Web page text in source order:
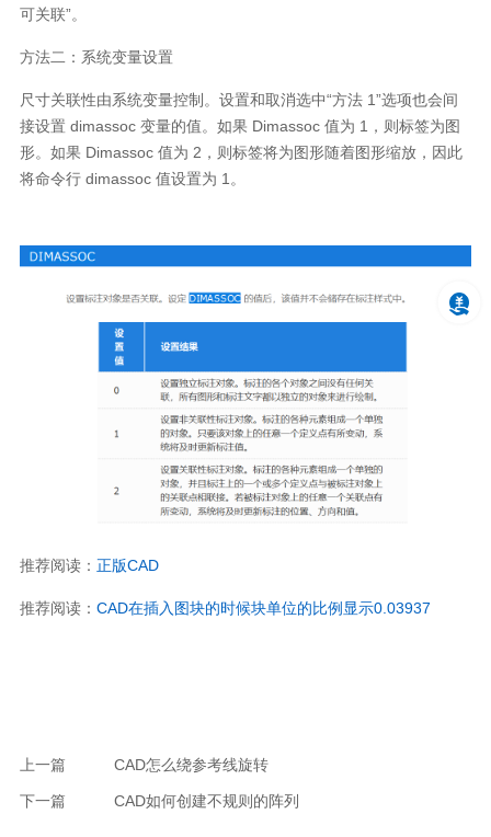
可关联”。
方法二：系统变量设置
尺寸关联性由系统变量控制。设置和取消选中“方法1”选项也会间
接设置 dimassoc 变量的值。如果 Dimassoc 值为 1 ，则标签为图
形。如果 Dimassoc 值为 2 ，则标签将为图形随着图形缩放，因此
将命令行dimassoc 值设置为 1 。
推荐阅读： 正版CAD
推荐阅读： CAD在插入图块的时候块单位的比例显示0.03937
上一篇 CAD怎么绕参考线旋转
下一篇 CAD如何创建不规则的阵列